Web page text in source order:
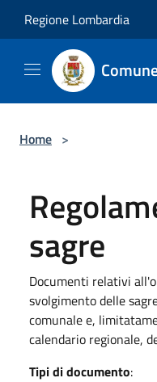
Regione Lombardia
Home >
sagre
Documenti relativi
svolgimento delle
comunale e,
calendario regionale,
Tipi di documento: